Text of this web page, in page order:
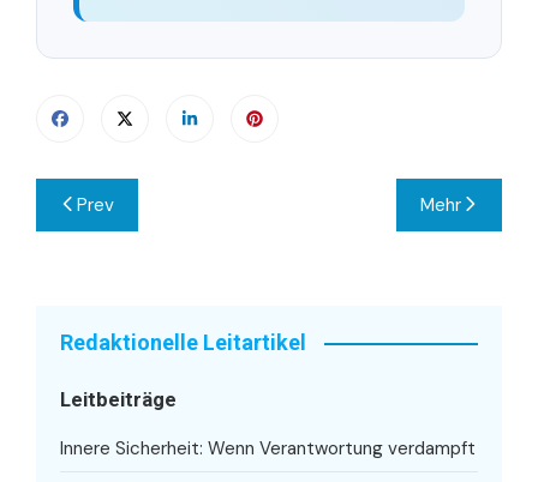
Beitragsnavigation
Prev Mehr
Redaktionelle Leitartikel
Leitbeiträge
Innere Sicherheit: Wenn Verantwortung verdampft